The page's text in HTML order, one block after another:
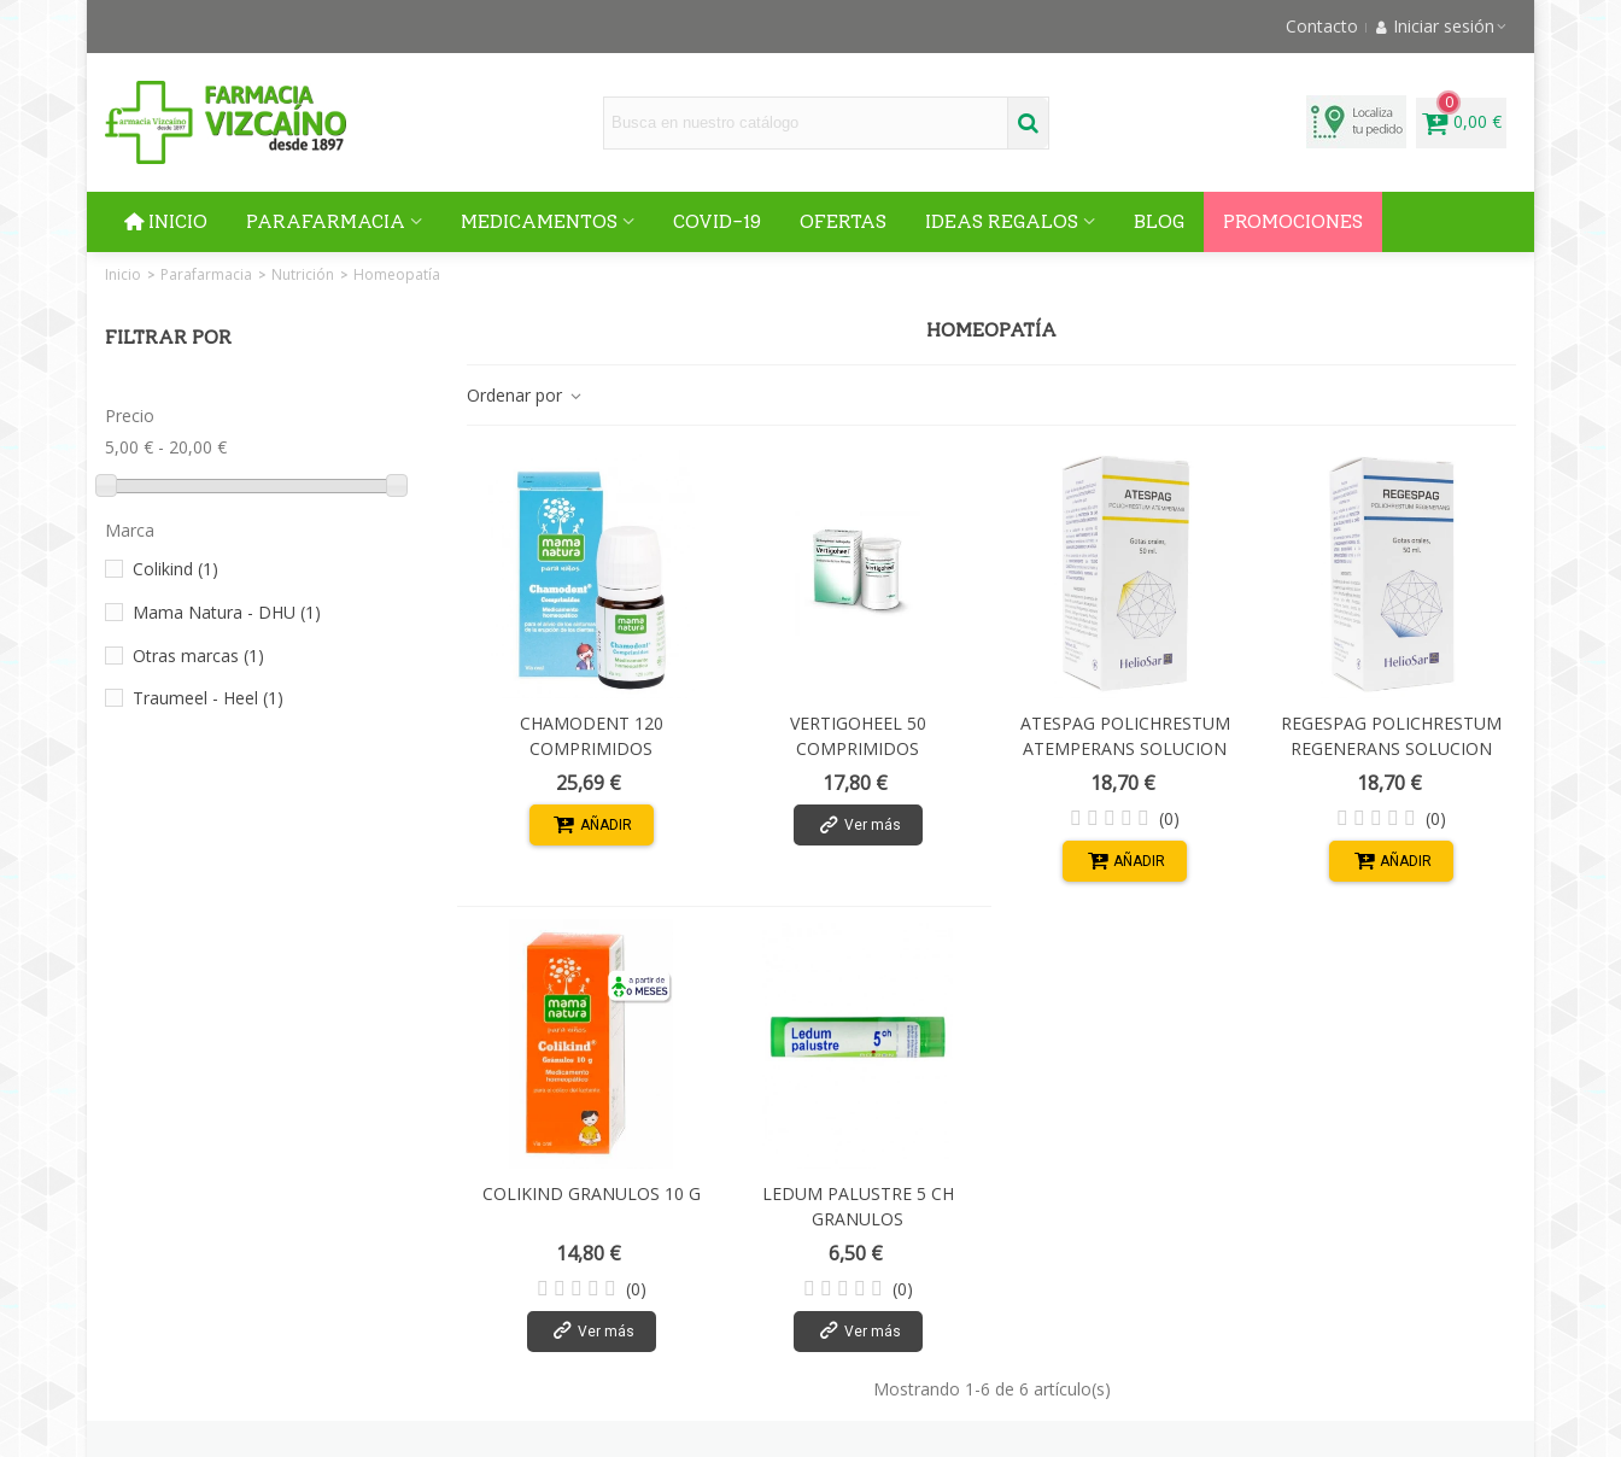
Contacto Iniciar sesión
0
0,00 €
INICIO PARAFARMACIA MEDICAMENTOS COVID-19 OFERTAS IDEAS REGALOS BLOG PROMOCIONES
Inicio > Parafarmacia > Nutrición > Homeopatía
FILTRAR POR
Precio
5,00 € - 20,00 €
Marca
Colikind (1)
Mama Natura - DHU (1)
Otras marcas (1)
Traumeel - Heel (1)
HOMEOPATÍA
Ordenar por
CHAMODENT 120
COMPRIMIDOS
25,69 €
AÑADIR
VERTIGOHEEL 50
COMPRIMIDOS
17,80 €
Ver más
ATESPAG POLICHRESTUM
ATEMPERANS SOLUCION
ORAL GOTAS 1 ENVASE 50
ML
18,70 €
(0)
AÑADIR
REGESPAG POLICHRESTUM
REGENERANS SOLUCION
ORAL GOTAS 1 ENVASE 50
ML
18,70 €
(0)
AÑADIR
COLIKIND GRANULOS 10 G
14,80 €
(0)
Ver más
LEDUM PALUSTRE 5 CH
GRANULOS
6,50 €
(0)
Ver más
Mostrando 1 -6 de 6 artículo(s)